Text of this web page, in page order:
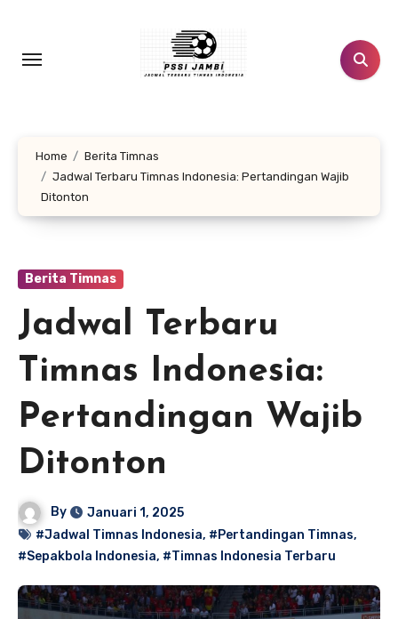
konten
Home
Berita Timnas
Jadwal Terbaru Timnas Indonesia: Pertandingan Wajib
Ditonton
Berita Timnas
Jadwal Terbaru
Timnas Indonesia:
Pertandingan Wajib
Ditonton
By
Januari 1, 2025
#Jadwal Timnas Indonesia, #Pertandingan Timnas,
#Sepakbola Indonesia, #Timnas Indonesia Terbaru